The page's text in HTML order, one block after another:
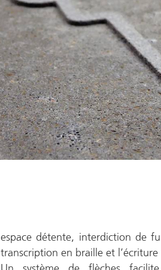
espace détente, interdiction de
transcription en braille et